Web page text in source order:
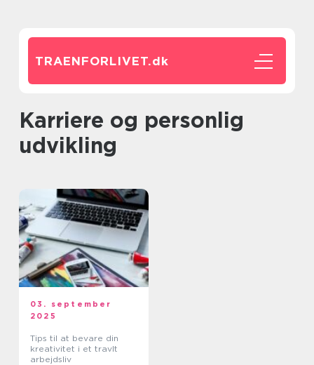
TRAENFORLIVET.dk
Karriere og personlig
udvikling
03. september
2025
Tips til at bevare din
kreativitet i et travlt
arbejdsliv